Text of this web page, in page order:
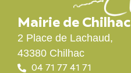
Mairie de Chilhac
2 Place de Lachaud,
43380 Chilhac
04 71 77 41 71